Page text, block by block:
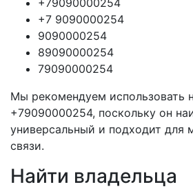
+79090000254
+7 9090000254
9090000254
89090000254
79090000254
Мы рекомендуем использовать
+79090000254, поскольку он
универсальный и подходит для
связи.
Найти владельца